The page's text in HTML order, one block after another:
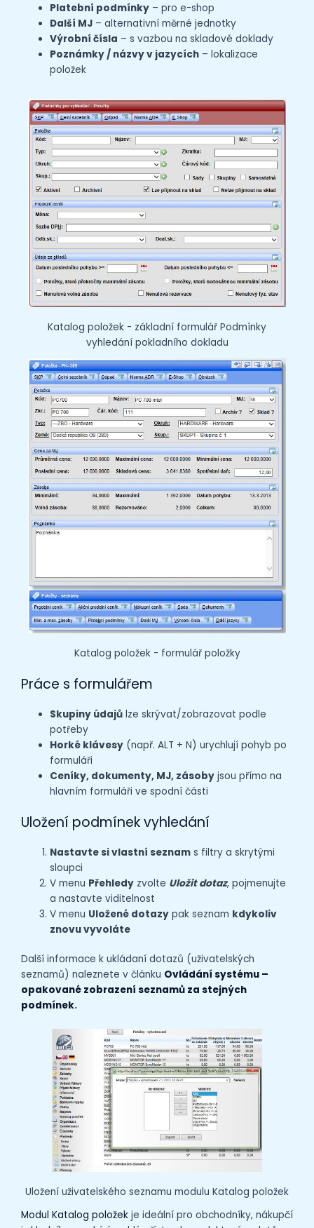
Platební podmínky – pro e-shop
Další MJ – alternativní měrné jednotky
Výrobní čísla – s vazbou na skladové doklady
Poznámky / názvy v jazycích – lokalizace
položek
Katalog položek - základní formulář Podmínky
vyhledání pokladního dokladu
Katalog položek - formulář položky
Práce s formulářem
Skupiny údajů lze skrývat/zobrazovat podle
potřeby
Horké klávesy (např. ALT + N) urychlují pohyb po
formuláři
Ceníky, dokumenty, MJ, zásoby jsou přímo na
hlavním formuláři ve spodní části
Uložení podmínek vyhledání
Nastavte si vlastní seznam s filtry a skrytými
sloupci
V menu Přehledy zvolte Uložit dotaz, pojmenujte
a nastavte viditelnost
V menu Uložené dotazy pak seznam kdykoliv
znovu vyvoláte
Další informace k ukládaní dotazů (uživatelských
seznamů) naleznete v článku Ovládání systému –
opakované zobrazení seznamů za stejných
podmínek.
Uložení uživatelského seznamu modulu Katalog položek
Modul Katalog položek je ideální pro obchodníky, nákupčí